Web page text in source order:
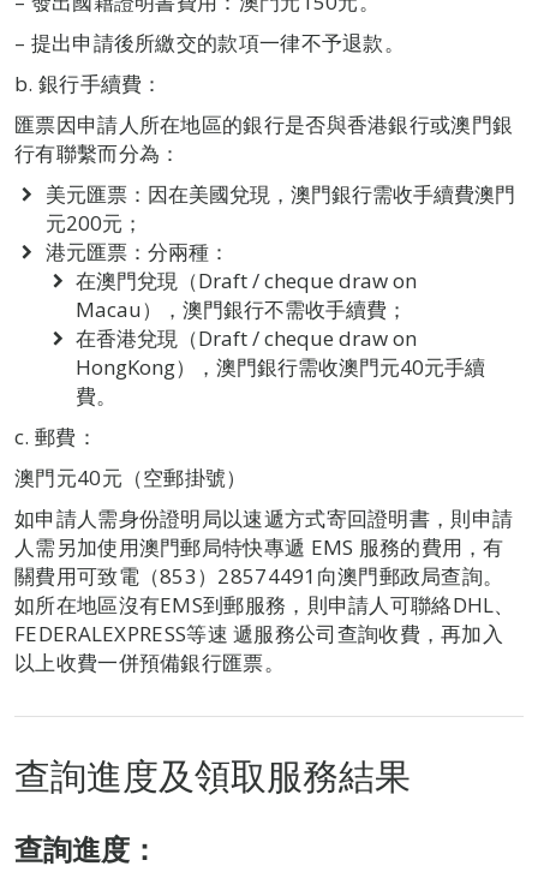
– 提出申請後所繳交的款項一律不予退款。
b. 銀行手續費：
匯票因申請人所在地區的銀行是否與香港銀行或澳門銀
行有聯繫而分為：
美元匯票：因在美國兌現，澳門銀行需收手續費澳門
元200元；
港元匯票：分兩種：
在澳門兌現（Draft / cheque draw on
Macau），澳門銀行不需收手續費；
在香港兌現（Draft / cheque draw on
HongKong），澳門銀行需收澳門元40元手續
費。
c. 郵費：
澳門元40元（空郵掛號）
如申請人需身份證明局以速遞方式寄回證明書，則申請
人需另加使用澳門郵局特快專遞 EMS 服務的費用，有
關費用可致電（853）28574491向澳門郵政局查詢。
如所在地區沒有EMS到郵服務，則申請人可聯絡DHL、
FEDERALEXPRESS等速 遞服務公司查詢收費，再加入
以上收費一併預備銀行匯票。
查詢進度及領取服務結果
查詢進度：